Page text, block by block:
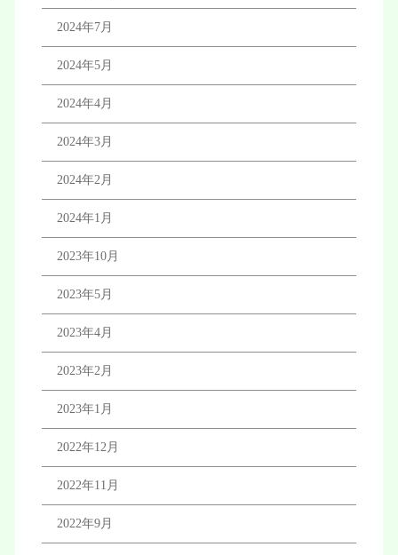
2024年7月
2024年5月
2024年4月
2024年3月
2024年2月
2024年1月
2023年10月
2023年5月
2023年4月
2023年2月
2023年1月
2022年12月
2022年11月
2022年9月